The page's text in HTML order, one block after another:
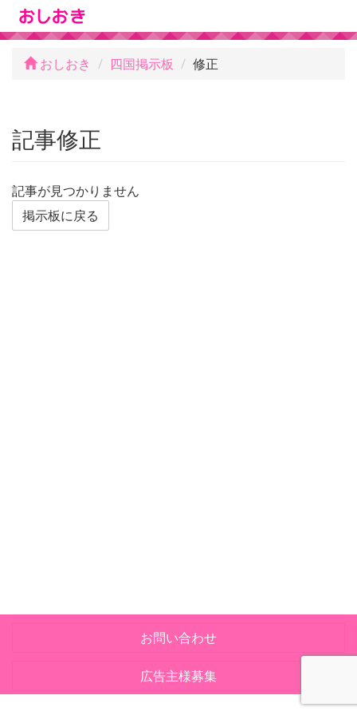
おしおき 四国掲示板 修正
記事修正
記事が見つかりません
掲示板に戻る
お問い合わせ
広告主様募集